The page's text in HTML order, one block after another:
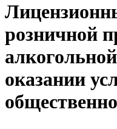
розничной
оказании